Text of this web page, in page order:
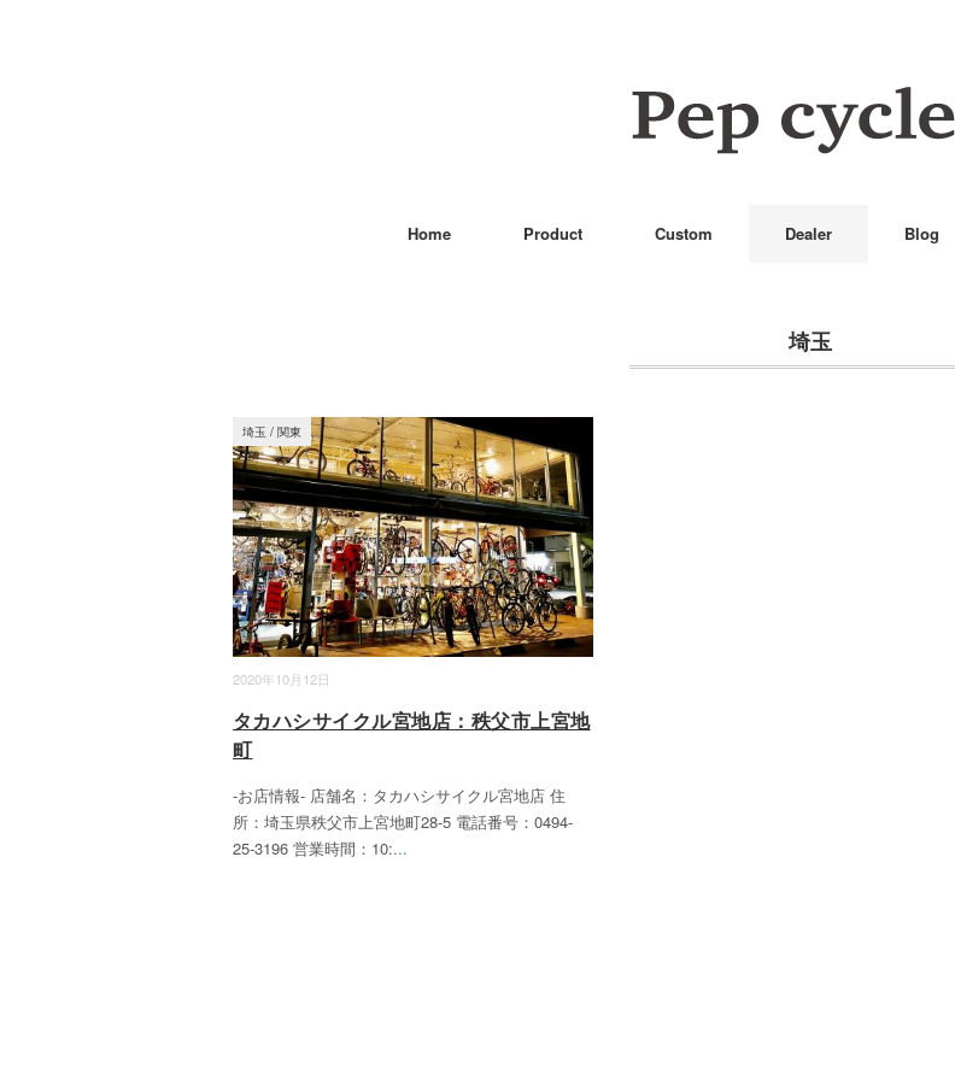
Home Product Custom Dealer Blog
埼玉
2020年10月12日
埼玉 / 関東
タカハシサイクル宮地店：秩父市上宮地
町
-お店情報- 店舗名：タカハシサイクル宮地店 住
所：埼玉県秩父市上宮地町28-5 電話番号：0494-
25-3196 営業時間：10:...